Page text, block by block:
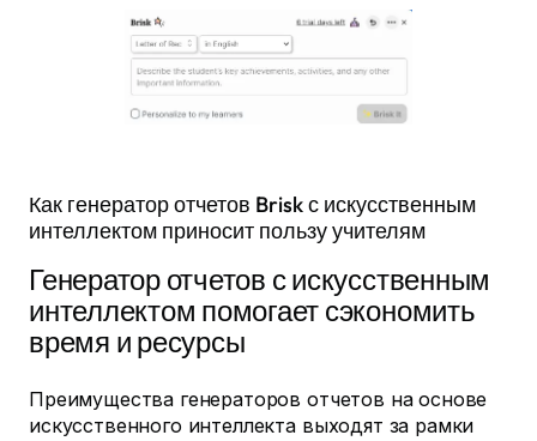
Как генератор отчетов Brisk с искусственным
интеллектом приносит пользу учителям
Генератор отчетов с искусственным
интеллектом помогает сэкономить
время и ресурсы
Преимущества генераторов отчетов на основе
искусственного интеллекта выходят за рамки